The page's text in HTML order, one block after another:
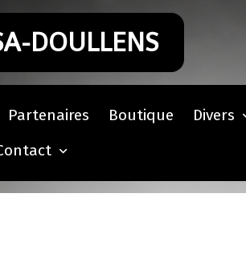
DOULLENS
Partenaires Boutique
Divers